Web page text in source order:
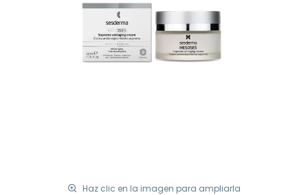
Haz clic en la imagen para ampliarla